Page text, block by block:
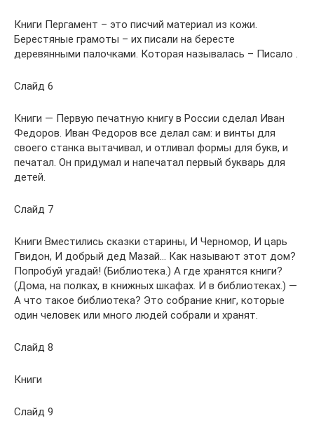
Книги Пергамент – это писчий материал из кожи.
Берестяные грамоты – их писали на бересте
деревянными палочками. Которая называлась – Писало .
Слайд 6
Книги — Первую печатную книгу в России сделал Иван
Федоров. Иван Федоров все делал сам: и винты для
своего станка вытачивал, и отливал формы для букв, и
печатал. Он придумал и напечатал первый букварь для
детей.
Слайд 7
Книги Вместились сказки старины, И Черномор, И царь
Гвидон, И добрый дед Мазай… Как называют этот дом?
Попробуй угадай! (Библиотека.) А где хранятся книги?
(Дома, на полках, в книжных шкафах. И в библиотеках.) —
А что такое библиотека? Это собрание книг, которые
один человек или много людей собрали и хранят.
Слайд 8
Книги
Слайд 9